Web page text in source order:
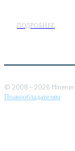
ПОДРОБНЕЕ
© 2008 - 2026
Правообладателям